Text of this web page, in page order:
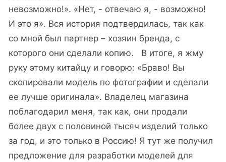
невозможно!». «Нет, - отвечаю я, - возможно!
И это я». Вся история подтвердилась, так как
со мной был партнер – хозяин бренда, с
которого они сделали копию. В итоге, я жму
руку этому китайцу и говорю: «Браво! Вы
скопировали модель по фотографии и сделали
ее лучше оригинала». Владелец магазина
поблагодарил меня, так как, они продали
более двух с половиной тысяч изделий только
за год, и это только в Россию! Я тут же получил
предложение для разработки моделей для